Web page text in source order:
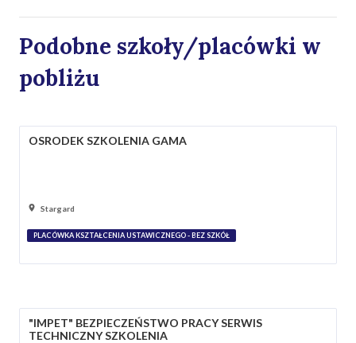
Podobne szkoły/placówki w
pobliżu
OSRODEK SZKOLENIA GAMA
Stargard
PLACÓWKA KSZTAŁCENIA USTAWICZNEGO - BEZ SZKÓŁ
"IMPET" BEZPIECZEŃSTWO PRACY SERWIS
TECHNICZNY SZKOLENIA